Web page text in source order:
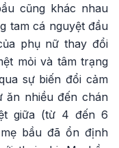
cũng khác nhau
tam cá nguyệt đầu
phụ nữ thay đổi
mỏi và tâm trạng
sự biến đổi cảm
ăn nhiều đến chán
giữa (từ 4 đến 6
bầu đã ổn định